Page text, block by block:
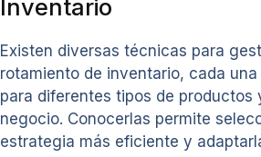
Inventario
Existen diversas técnicas para
rotamiento de inventario, cada
para diferentes tipos de productos
negocio. Conocerlas permite
estrategia más eficiente y